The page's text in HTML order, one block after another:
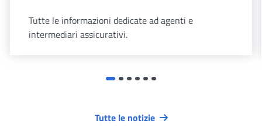
Tutte le informazioni dedicate ad agenti e
intermediari assicurativi.
Tutte le notizie